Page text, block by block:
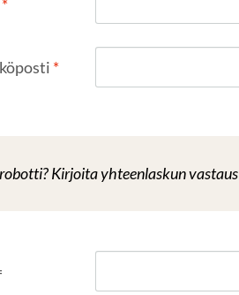
*
*
Kirjoita yhteenlaskun